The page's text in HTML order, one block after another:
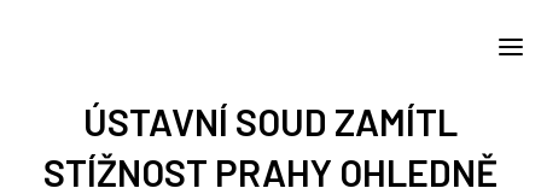
ÚSTAVNÍ SOUD ZAMÍTL
STÍŽNOST PRAHY OHLEDNĚ